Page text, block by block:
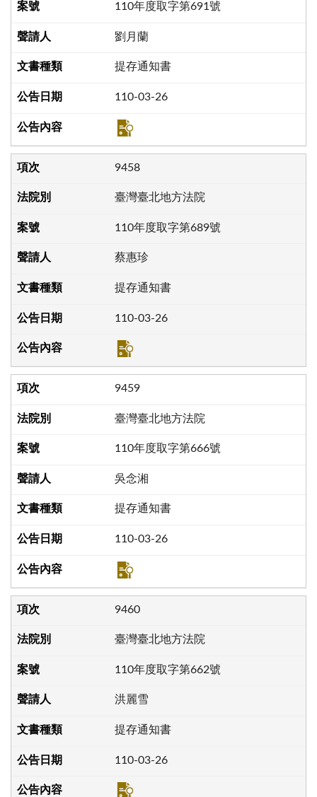
110年度取字第691號
劉月蘭
提存通知書
110-03-26
9458
臺灣臺北地方法院
110年度取字第689號
蔡惠珍
提存通知書
110-03-26
9459
臺灣臺北地方法院
110年度取字第666號
吳念湘
提存通知書
110-03-26
9460
臺灣臺北地方法院
110年度取字第662號
洪麗雪
提存通知書
110-03-26